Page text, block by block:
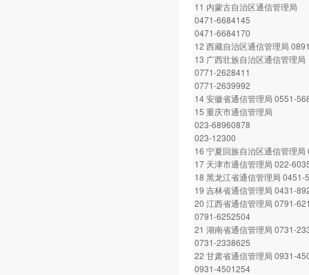
11 内蒙古自治区通信管理局
0471-6684145
0471-6684170
12 西藏自治区通信管理局
13 广西壮族自治区通信管理局
0771-2628411
0771-2639992
14 安徽省通信管理局 0551-
15 重庆市通信管理局
023-68960878
023-12300
16 宁夏回族自治区通信管理
17 天津市通信管理局 022-
18 黑龙江省通信管理局 0451-
19 吉林省通信管理局 0431-
20 江西省通信管理局 0791-
0791-6252504
21 湖南省通信管理局 0731-
0731-2338625
22 甘肃省通信管理局 0931-
0931-4501254